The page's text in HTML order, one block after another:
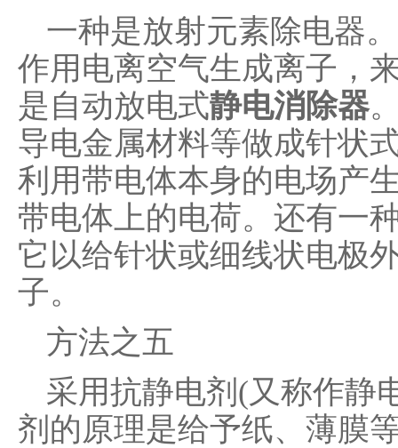
一种是放射元素除电器
作用电离空气生成离子，
是自动放电式静电消除器
导电金属材料等做成针状
利用带电体本身的电场产
带电体上的电荷。还有一
它以给针状或细线状电极
子。
方法之五
采用抗静电剂(又称作静
剂的原理是给予纸、薄膜